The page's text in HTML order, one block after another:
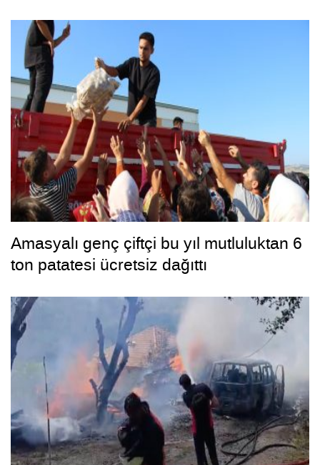
Amasyalı genç çiftçi bu yıl mutluluktan 6
ton patatesi ücretsiz dağıttı